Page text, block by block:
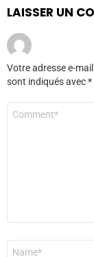
LAISSER UN
Votre adresse e-
sont indiqués avec*
Commentaire
Nom